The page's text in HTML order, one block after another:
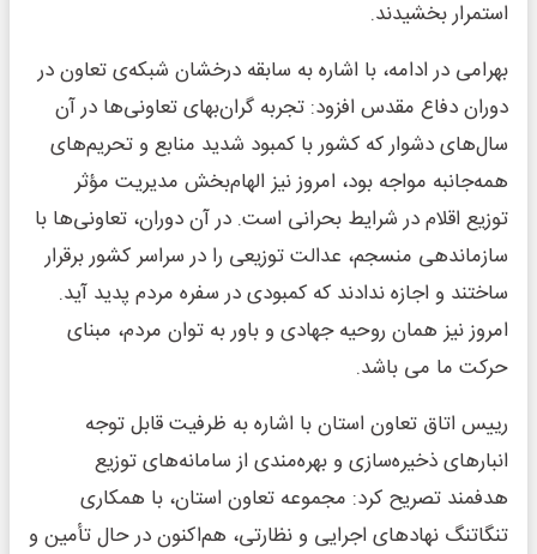
استمرار بخشیدند.
بهرامی در ادامه، با اشاره به سابقه درخشان شبکه‌ی تعاون در
دوران دفاع مقدس افزود: تجربه گران‌بهای تعاونی‌ها در آن
سال‌های دشوار که کشور با کمبود شدید منابع و تحریم‌های
همه‌جانبه مواجه بود، امروز نیز الهام‌بخش مدیریت مؤثر
توزیع اقلام در شرایط بحرانی است. در آن دوران، تعاونی‌ها با
سازماندهی منسجم، عدالت توزیعی را در سراسر کشور برقرار
ساختند و اجازه ندادند که کمبودی در سفره مردم پدید آید.
امروز نیز همان روحیه جهادی و باور به توان مردم، مبنای
حرکت ما می باشد.
رییس اتاق تعاون استان با اشاره به ظرفیت قابل توجه
انبارهای ذخیره‌سازی و بهره‌مندی از سامانه‌های توزیع
هدفمند تصریح کرد: مجموعه تعاون استان، با همکاری
تنگاتنگ نهادهای اجرایی و نظارتی، هم‌اکنون در حال تأمین و